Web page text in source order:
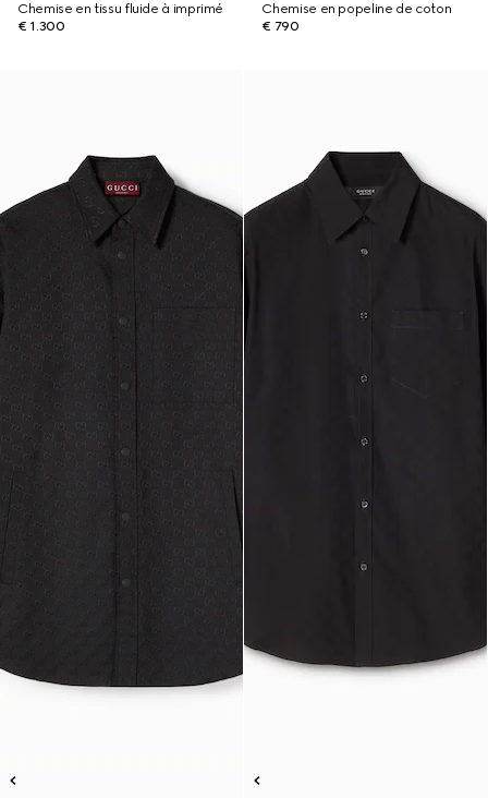
Chemise en tissu fluide à imprimé
€ 1.300
Chemise en popeline de coton
€ 790